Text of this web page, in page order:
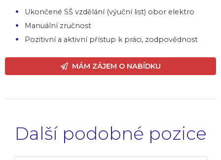
Ukončené SŠ vzdělání (výuční list) obor elektro
Manuální zručnost
Pozitivní a aktivní přístup k práci, zodpovědnost
MÁM ZÁJEM O NABÍDKU
Další podobné pozice